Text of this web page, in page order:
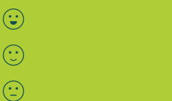
Bewertung auswählen